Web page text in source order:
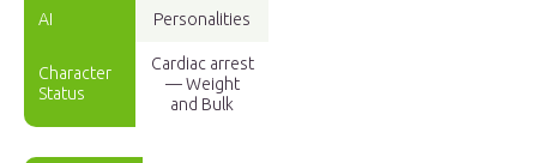
AI Personalities
Character
Status
Cardiac arrest
— Weight
and Bulk